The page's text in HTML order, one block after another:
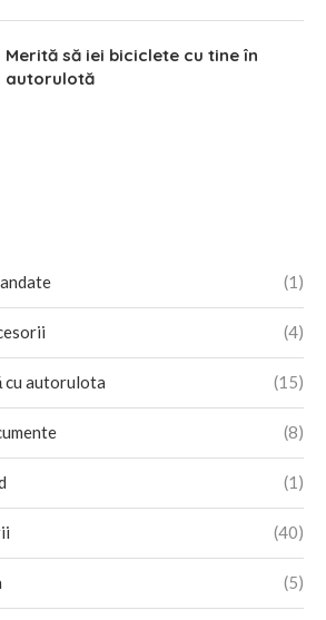
Merită să iei biciclete cu tine în
autorulotă
(1)
(4)
cu autorulota (15)
(8)
(1)
(40)
(5)